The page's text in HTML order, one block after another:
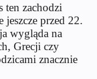
ten zachodzi
jeszcze przed 22.
wygląda na
Grecji czy
znacznie